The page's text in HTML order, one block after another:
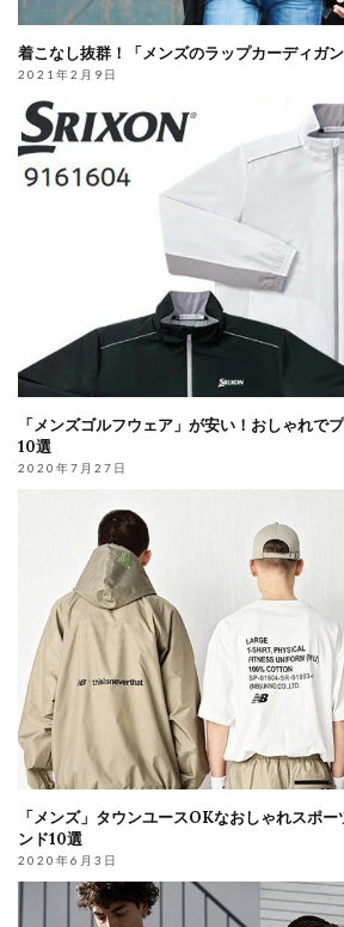
着こなし抜群！「メンズのラップカーディガ
2021年2月9日
「メンズゴルフウェア」が安い！おしゃれで
10選
2020年7月27日
「メンズ」タウンユースOKなおしゃれスポ
ンド10選
2020年6月3日